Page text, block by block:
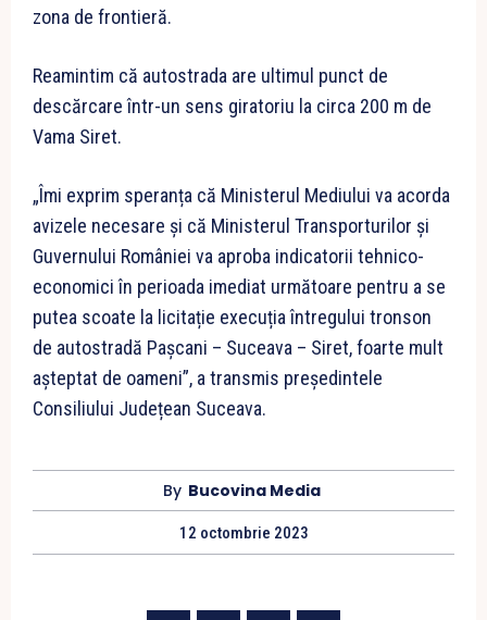
zona de frontieră.
Reamintim că autostrada are ultimul punct de
descărcare într-un sens giratoriu la circa 200 m de
Vama Siret.
„Îmi exprim speranța că Ministerul Mediului va acorda
avizele necesare și că Ministerul Transporturilor și
Guvernului României va aproba indicatorii tehnico-
economici în perioada imediat următoare pentru a se
putea scoate la licitație execuția întregului tronson
de autostradă Pașcani – Suceava – Siret, foarte mult
așteptat de oameni”, a transmis președintele
Consiliului Județean Suceava.
By Bucovina Media
12 octombrie 2023